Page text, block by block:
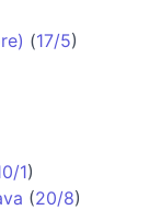
(17/5)
1)
(20/8)